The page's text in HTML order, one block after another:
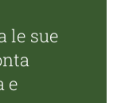
le sue
e